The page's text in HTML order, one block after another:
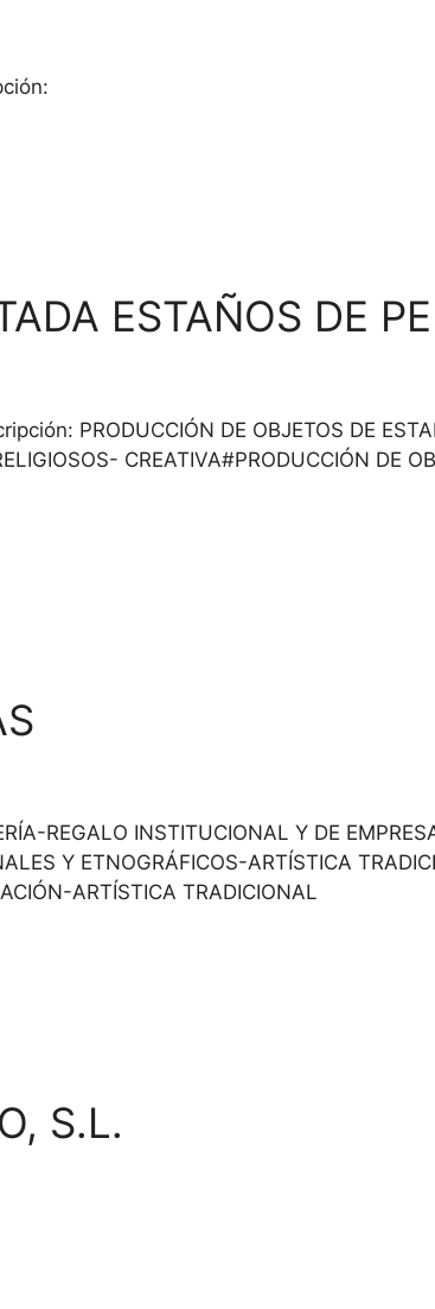
ESTAÑOS DE
PRODUCCIÓN DE OBJETOS DE
CREATIVA#PRODUCCIÓN DE
REGALO INSTITUCIONAL Y DE
Y ETNOGRÁFICOS-ARTÍSTICA
ARTÍSTICA TRADICIONAL
S.L.